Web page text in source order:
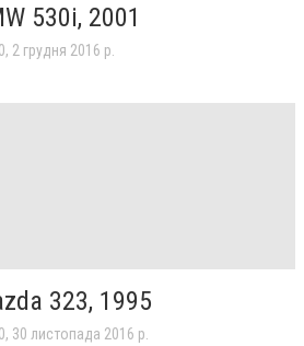
530i, 2001
2 грудня 2016 р.
323, 1995
30 листопада 2016 р.